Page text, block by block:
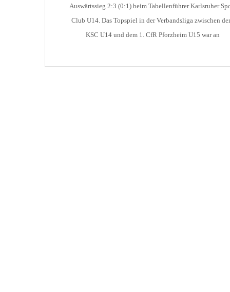
Auswärtssieg 2:3 (0:1) beim Tabellenführer Karlsruher
Club U14. Das Topspiel in der Verbandsliga zwischen
KSC U14 und dem 1. CfR Pforzheim U15 war an